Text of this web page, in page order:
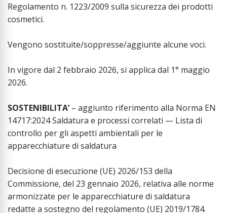
Regolamento n. 1223/2009 sulla sicurezza dei prodotti
cosmetici.
Vengono sostituite/soppresse/aggiunte alcune voci.
In vigore dal 2 febbraio 2026, si applica dal 1° maggio
2026.
SOSTENIBILITA’– aggiunto riferimento alla Norma EN
14717:2024 Saldatura e processi correlati — Lista di
controllo per gli aspetti ambientali per le
apparecchiature di saldatura
Decisione di esecuzione (UE) 2026/153 della
Commissione, del 23 gennaio 2026, relativa alle norme
armonizzate per le apparecchiature di saldatura
redatte a sostegno del regolamento (UE) 2019/1784.